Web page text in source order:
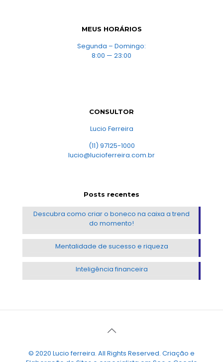
MEUS HORÁRIOS
Segunda – Domingo:
8:00 — 23:00
CONSULTOR
Lucio Ferreira
(11) 97125-1000
lucio@lucioferreira.com.br
Posts recentes
Descubra como criar o boneco na caixa a trend
do momento!
Mentalidade de sucesso e riqueza
Inteligência financeira
© 2020 Lucio ferreira. All Rights Reserved. Criação e